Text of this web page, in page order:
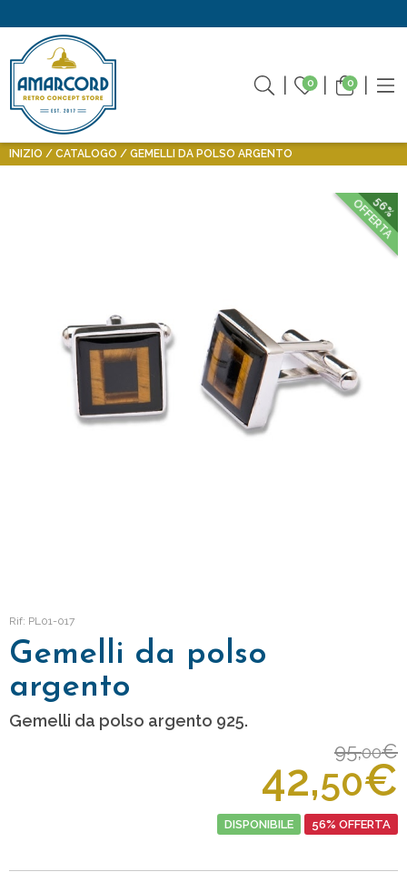
0 0
INIZIO CATALOGO GEMELLI DA POLSO ARGENTO
56%
OFFERTA
Rif: PL01-017
Gemelli da polso
argento
Gemelli da polso argento 925.
95,00€
42,50€
DISPONIBILE 56% OFFERTA